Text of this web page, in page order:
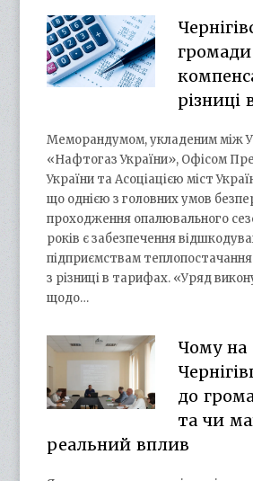
різниці
Меморандумом, укладеним між
«Нафтогаз України», Офісом
України та Асоціацією міст
що однією з головних умов
проходження опалювального
років є забезпечення
підприємствам
з різниці в тарифах. «Уряд
щодо…
Чому на
до
та чи
реальний вплив